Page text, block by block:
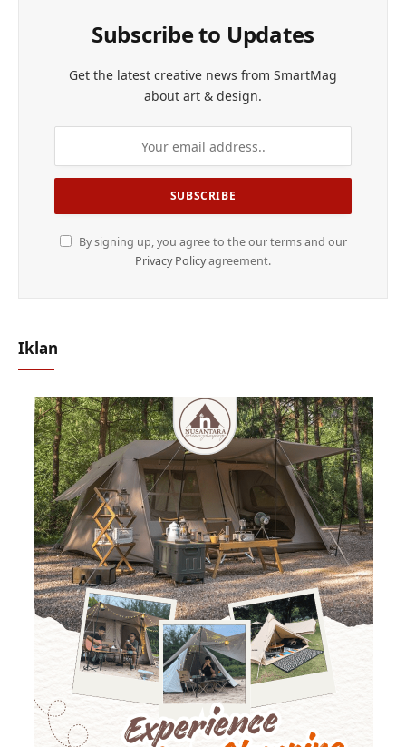
Subscribe to Updates
Get the latest creative news from SmartMag
about art & design.
By signing up, you agree to the our terms and our
Privacy Policyagreement.
Iklan